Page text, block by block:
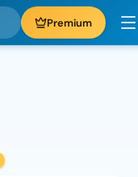
Premium